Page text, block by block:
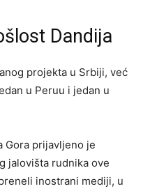
Dandija
projekta u Srbiji, već
u Peruu i jedan u
Gora prijavljeno je
jalovišta rudnika ove
inostrani mediji, u